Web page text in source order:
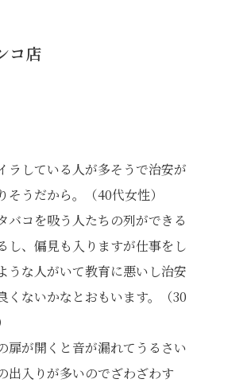
コ店
ラしている人が多そうで治安が
そうだから。（40代女性）
バコを吸う人たちの列ができる
し、偏見も入りますが仕事をし
うな人がいて教育に悪いし治安
くないかなとおもいます。（30
扉が開くと音が漏れてうるさい
出入りが多いのでざわざわす